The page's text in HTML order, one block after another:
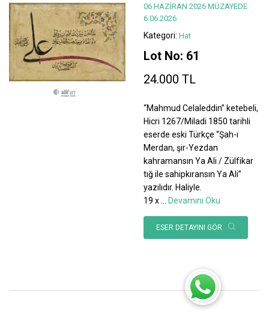
06 HAZİRAN 2026 MÜZAYEDE
6.06.2026
Kategori: Hat
Lot No: 61
24.000 TL
“Mahmud Celaleddin” ketebeli,
Hicri 1267/Miladi 1850 tarihli
eserde eski Türkçe “Şah-ı
Merdan, şir-Yezdan
kahramansın Ya Ali / Zülfikar
tığ ile sahipkıransın Ya Ali”
yazılıdır. Haliyle.
19 x
Devamını Oku
ESER DETAYINI GÖR